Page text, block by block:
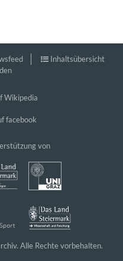
Inhaltsübersicht
Wikipedia
facebook
von
Alle Rechte vorbehalten.